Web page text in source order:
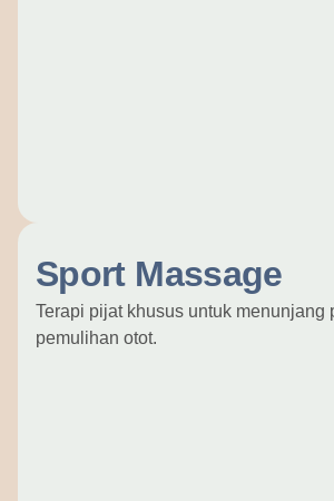
Sport Massage
Terapi pijat khusus untuk menunjang
pemulihan otot.